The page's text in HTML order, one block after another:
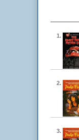
1.
2.
3.